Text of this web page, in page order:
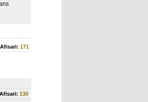
Afisari: 171
Afisari: 130